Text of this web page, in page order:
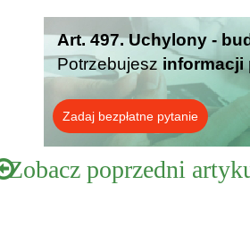
Art. 497. Uchylony -
Potrzebujesz informacji
Zadaj bezpłatne pytanie
Zobacz poprzedni